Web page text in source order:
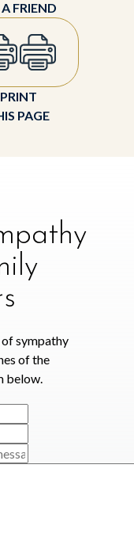
FRIEND
PRINT
PAGE
of sympathy
of the
below.